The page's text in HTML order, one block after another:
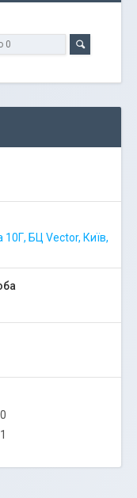
10Г, БЦ Vector, Київ,